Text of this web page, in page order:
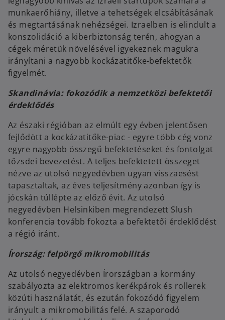
munkaerőhiány, illetve a tehetségek elcsábításának
és megtartásának nehézségei. Izraelben is elindult a
konszolidáció a kiberbiztonság terén, ahogyan a
cégek méretük növelésével igyekeznek magukra
irányítani a nagyobb kockázatitőke-befektetők
figyelmét.
Skandinávia: fokozódik a nemzetközi befektetői
érdeklődés
Az északi régióban az elmúlt egy évben jelentősen
fejlődött a kockázatitőke-piac - egyre több cég vonz
egyre nagyobb összegű befektetéseket és fontolgat
tőzsdei bevezetést. A teljes befektetett összeget
nézve az utolsó negyedévben ugyan visszaesést
tapasztaltak, az éves teljesítmény azonban így is
jócskán túllépte az előző évit. Az utolsó
negyedévben Helsinkiben megrendezett Slush
konferencia tovább fokozta a befektetői érdeklődést
a régió iránt.
Írország: felpörgő mikromobilitás
Az utolsó negyedévben Írországban a kormány
szabályozta az elektromos kerékpárok és rollerek
közúti használatát, és ezután fokozódó figyelem
irányult a mikromobilitás felé. A szaporodó